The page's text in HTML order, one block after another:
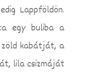
Lappföldön.
egy buliba a
kabátját, a
lila csizmáját